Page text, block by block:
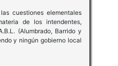
cuestiones elementales
de los intendentes,
(Alumbrado, Barrido y
y ningún gobierno local